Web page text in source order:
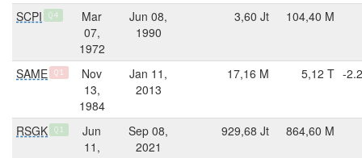
SCPI Q4
Mar
07,
1972
Jun 08,
1990
3,60 Jt 104,40 M
SAME Q1
Nov
13,
1984
Jan 11,
2013
17,16 M 5,12 T -
RSGK Q1
Jun
11,
Sep 08,
2021
929,68 Jt 864,60 M